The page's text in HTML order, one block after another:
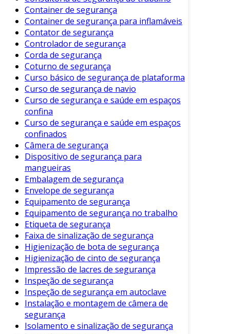
do veículo, se possível. Isso proporciona um
acesso mais fácil e evita danos à fivela ou
outros componentes. Consulte o manual do
veículo para orientações específicas.
3. Limpeza da Superfície
Misture água morna com sabão neutro em um
recipiente. Em seguida, mergulhe a escova de
cerdas macias na solução e esfregue
suavemente o cinto de segurança. Faça isso
com cuidado, evitando esfregar com muita
força para não danificar o tecido.
4. Enxágue
Após a escovação, enxágue o cinto com água
limpa para remover qualquer resíduo de sabão.
É fundamental não deixar o produto de limpeza
no cinto, pois pode causar danos a longo
prazo.
5. Secagem
Finalmente, para secar o cinto, utilize um pano
limpo para remover o excesso de água. Em
seguida, pendure o cinto em um local arejado,
evitando a exposição direta ao sol, que pode
Container de segurança
Container de segurança para inflamáveis
Contator de segurança
Controlador de segurança
Corda de segurança
Coturno de segurança
Curso básico de segurança de plataforma
Curso de segurança de navio
Curso de segurança e saúde em espaços
confina
Curso de segurança e saúde em espaços
confinados
Câmera de segurança
Dispositivo de segurança para
mangueiras
Embalagem de segurança
Envelope de segurança
Equipamento de segurança
Equipamento de segurança no trabalho
Etiqueta de segurança
Faixa de sinalização de segurança
Higienização de bota de segurança
Higienização de cinto de segurança
Impressão de lacres de segurança
Inspeção de segurança
Inspeção de segurança em autoclave
Instalação e montagem de câmera de
segurança
Isolamento e sinalização de segurança